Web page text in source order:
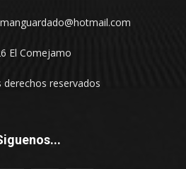
El Comejamo
derechos reservados